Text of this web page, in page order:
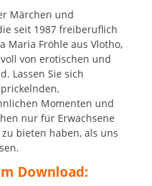
Märchen und
seit 1987 freiberuflich
Maria Fröhle aus Vlotho,
von erotischen und
Lassen Sie sich
Momenten und
nur für Erwachsene
bieten haben, als uns
Download: